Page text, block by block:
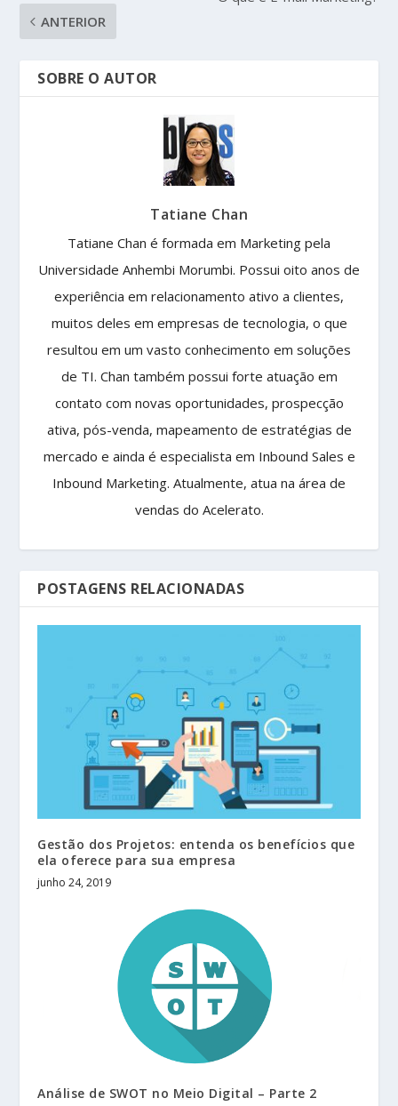
ANTERIOR
SOBRE O AUTOR
Tatiane Chan
Tatiane Chan é formada em Marketing pela
Universidade Anhembi Morumbi. Possui oito anos de
experiência em relacionamento ativo a clientes,
muitos deles em empresas de tecnologia, o que
resultou em um vasto conhecimento em soluções
de TI. Chan também possui forte atuação em
contato com novas oportunidades, prospecção
ativa, pós-venda, mapeamento de estratégias de
mercado e ainda é especialista em Inbound Sales e
Inbound Marketing. Atualmente, atua na área de
vendas do Acelerato.
POSTAGENS RELACIONADAS
Gestão dos Projetos: entenda os benefícios que
ela oferece para sua empresa
junho 24, 2019
Análise de SWOT no Meio Digital – Parte 2